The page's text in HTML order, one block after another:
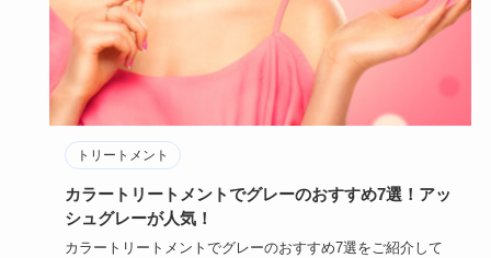
トリートメント
カラートリートメントでグレーのおすすめ7選！アッ
シュグレーが人気！
カラートリートメントでグレーのおすすめ7選をご紹介して